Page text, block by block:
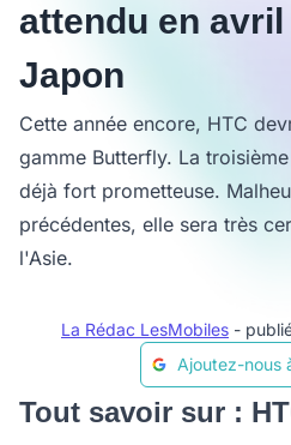
attendu en
Japon
Cette année encore, HTC
gamme Butterfly. La
déjà fort prometteuse.
précédentes, elle sera très
l'Asie.
La Rédac LesMobiles -
Ajoutez-nous
Tout savoir sur :